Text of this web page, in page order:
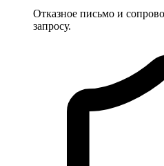
Отказное письмо и
запросу.